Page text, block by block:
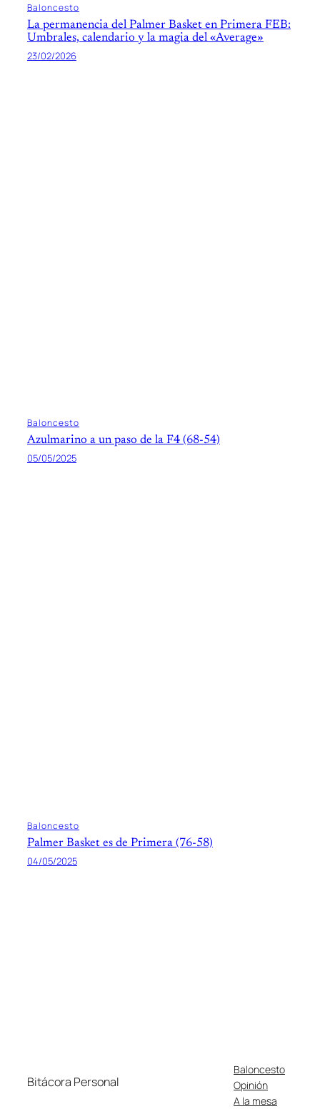
Baloncesto
La permanencia del Palmer Basket en Primera FEB:
Umbrales, calendario y la magia del «Average»
23/02/2026
Baloncesto
Azulmarino a un paso de la F4 (68-54)
05/05/2025
Baloncesto
Palmer Basket es de Primera (76-58)
04/05/2025
Bitácora Personal
Baloncesto
Opinión
A la mesa